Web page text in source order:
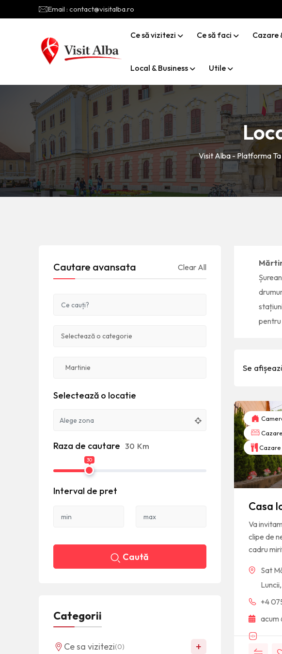
Email : contact@visitalba.ro
Ce să vizitezi Ce să faci Cazare
Local & Business Utile
Visit Alba - Platforma Ta
pentru
Se
Cazare
Casa
Va
clipe de
cadru
Sat
+4
acum
Cautare avansata Clear All
Selectează o locatie
Raza de cautare 30 Km
30
Interval de pret
Caută
Categorii
Ce sa vizitezi(0) +